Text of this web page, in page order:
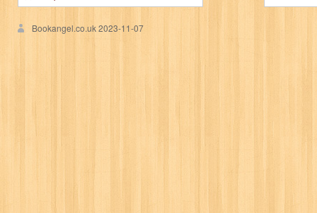
Bookangel.co.uk2023-11-07